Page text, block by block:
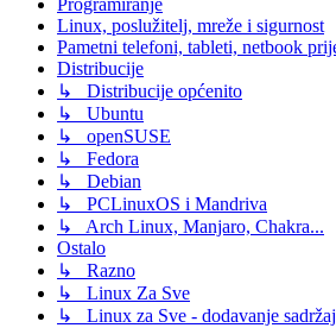
Programiranje
Linux, poslužitelj, mreže i sigurnost
Pametni telefoni, tableti, netbook
Distribucije
↳ Distribucije općenito
↳ Ubuntu
↳ openSUSE
↳ Fedora
↳ Debian
↳ PCLinuxOS i Mandriva
↳ Arch Linux, Manjaro, Chakra...
Ostalo
↳ Razno
↳ Linux Za Sve
↳ Linux za Sve - dodavanje